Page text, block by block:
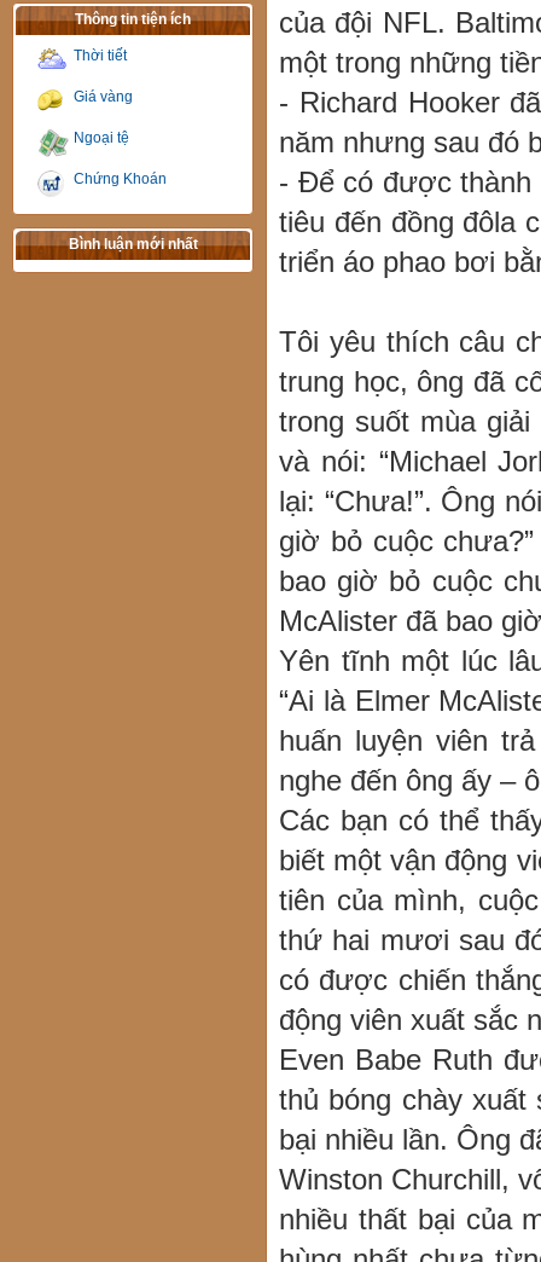
Thông tin tiện ích
Thời tiết
Giá vàng
Ngoại tệ
Chứng Khoán
Bình luận mới nhất
của đội NFL.
một trong những
- Richard Hooker
năm nhưng sau đó
- Để có được thành
tiêu đến đồng đôla
triển áo phao bơi
Tôi yêu thích câu
trung học, ông đã
trong suốt mùa
và nói: “Michael
lại: “Chưa!”. Ông
giờ bỏ cuộc
bao giờ bỏ cuộc
McAlister đã bao
Yên tĩnh một lúc
“Ai là Elmer
huấn luyện viên
nghe đến ông ấy –
Các bạn có thể
biết một vận động
tiên của mình,
thứ hai mươi sau
có được chiến
động viên xuất sắc
Even Babe Ruth
thủ bóng chày
bại nhiều lần. Ông
Winston Churchill,
nhiều thất bại của